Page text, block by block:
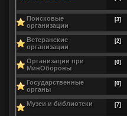
Поисковые
организации
[3]
Ветеранские
организации
[2]
Организации при
МинОбороны
[0]
Государственные
органы
[0]
Музеи и библиотеки [7]